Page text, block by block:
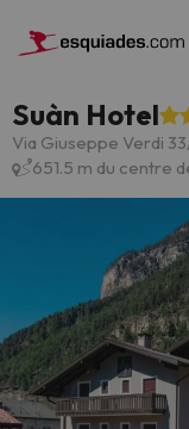
Suàn Hotel
Via Giuseppe Verdi
651.5 m du centre